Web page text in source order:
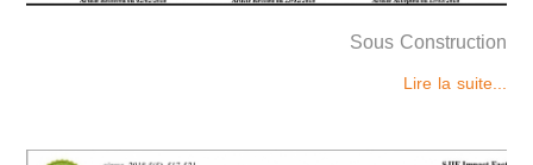
Sous Construction
Lire la suite...